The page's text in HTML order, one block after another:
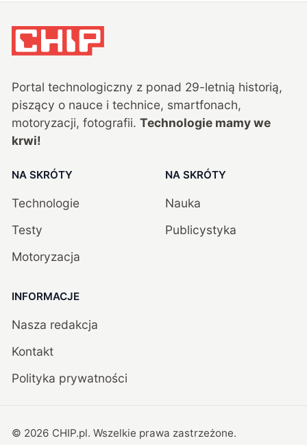
Portal technologiczny z ponad 29-letnią historią,
piszący o nauce i technice, smartfonach,
motoryzacji, fotografii. Technologie mamy we
krwi!
NA SKRÓTY
Technologie
Testy
Motoryzacja
NA SKRÓTY
Nauka
Publicystyka
INFORMACJE
Nasza redakcja
Kontakt
Polityka prywatności
© 2026 CHIP.pl. Wszelkie prawa zastrzeżone.